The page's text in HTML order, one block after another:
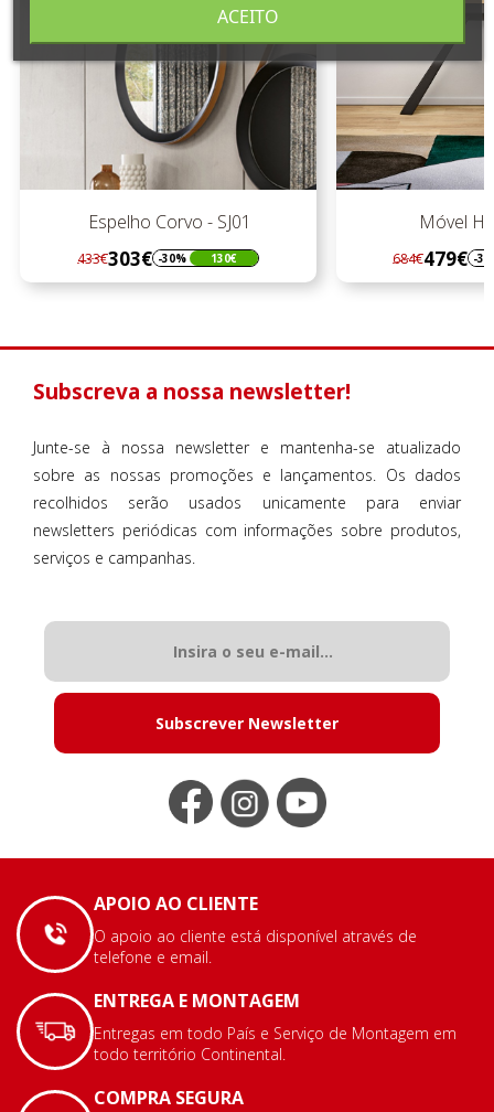
Espelho Corvo - SJ01
Regular
preço
303€
Preço -30% 130€
Móvel Hall
Regular
preço
479€
Preço -30%
Subscreva a nossa newsletter!
Junte-se à nossa newsletter e mantenha-se atualizado
sobre as nossas promoções e lançamentos. Os dados
recolhidos serão usados unicamente para enviar
newsletters periódicas com informações sobre produtos,
serviços e campanhas.
Subscrever Newsletter
APOIO AO CLIENTE
O apoio ao cliente está disponível através de
telefone e email.
ENTREGA E MONTAGEM
Entregas em todo País e Serviço de Montagem em
todo território Continental.
COMPRA SEGURA
ACEITO